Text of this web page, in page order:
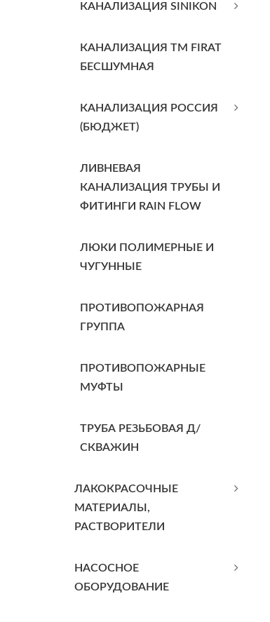
КАНАЛИЗАЦИЯ SINIKON
КАНАЛИЗАЦИЯ TM FIRAT
БЕСШУМНАЯ
КАНАЛИЗАЦИЯ РОССИЯ
(БЮДЖЕТ)
ЛИВНЕВАЯ
КАНАЛИЗАЦИЯ ТРУБЫ И
ФИТИНГИ RAIN FLOW
ЛЮКИ ПОЛИМЕРНЫЕ И
ЧУГУННЫЕ
ПРОТИВОПОЖАРНАЯ
ГРУППА
ПРОТИВОПОЖАРНЫЕ
МУФТЫ
ТРУБА РЕЗЬБОВАЯ Д/
СКВАЖИН
ЛАКОКРАСОЧНЫЕ
МАТЕРИАЛЫ,
РАСТВОРИТЕЛИ
НАСОСНОЕ
ОБОРУДОВАНИЕ